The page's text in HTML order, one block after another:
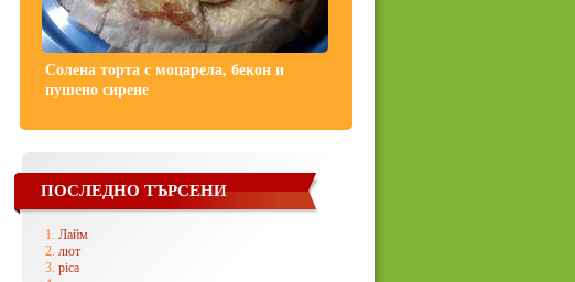
Солена торта с моцарела, бекон и
пушено сирене
ПОСЛЕДНО ТЪРСЕНИ
Лайм
лют
pica